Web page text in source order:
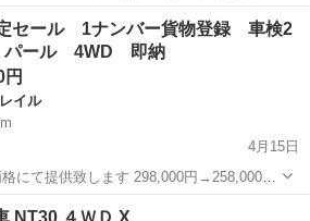
ット 前後ショック プロペラシャフト
さくら駅 エクストレイル 走行距離
セール 1ナンバー貨物登録 車検2
ール 4WD 即納
イル
4月15日
にて提供致します 298,000円→258,000円
車を見て即決して下さい 先着の方1名様限
トレイル
NT30 ４ＷＤ X